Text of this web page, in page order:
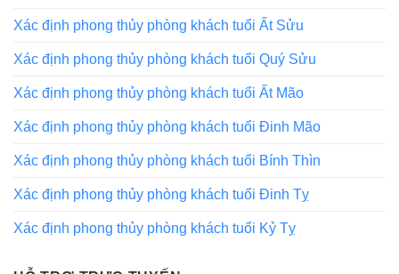
Xác định phong thủy phòng khách tuổi Ất Sửu
Xác định phong thủy phòng khách tuổi Quý Sửu
Xác định phong thủy phòng khách tuổi Ất Mão
Xác định phong thủy phòng khách tuổi Đinh Mão
Xác định phong thủy phòng khách tuổi Bính Thìn
Xác định phong thủy phòng khách tuổi Đinh Tỵ
Xác định phong thủy phòng khách tuổi Kỷ Tỵ